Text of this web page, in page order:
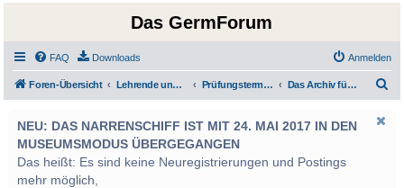
Das GermForum
FAQ Downloads Anmelden
Foren-Übersicht Lehrende und Prüfungen Prüfungstermine und von den Lehrveranstaltungsleitern gestellte Prüfungsfragen Das Archiv für Prüfungsfragen
NEU: DAS NARRENSCHIFF IST MIT 24. MAI 2017 IN DEN
MUSEUMSMODUS ÜBERGEGANGEN
Das heißt: Es sind keine Neuregistrierungen und Postings
mehr möglich,